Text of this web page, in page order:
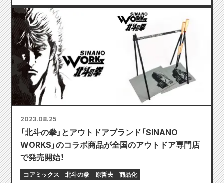
2023.08.25
「北斗の拳」とアウトドアブランド「SINANO
WORKS」のコラボ商品が全国のアウトドア専門店
で発売開始！
コアミックス 北斗の拳 原哲夫 商品化